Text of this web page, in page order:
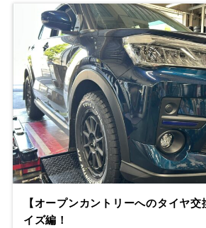
【オープンカントリーへのタイヤ
イズ編！